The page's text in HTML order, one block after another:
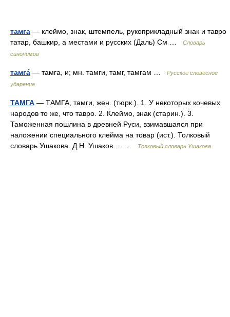
тамга — клеймо, знак, штемпель, рукоприкладный знак и тавро
татар, башкир, а местами и русских (Даль) См …
Словарь
синонимов
тамга́ — тамга, и; мн. тамги, тамг, тамгам …
Русское словесное
ударение
ТАМГА — ТАМГА, тамги, жен. (тюрк.). 1. У некоторых кочевых
народов то же, что тавро. 2. Клеймо, знак (старин.). 3.
Таможенная пошлина в древней Руси, взимавшаяся при
наложении специального клейма на товар (ист.). Толковый
словарь Ушакова. Д.Н. Ушаков.… …
Толковый словарь Ушакова